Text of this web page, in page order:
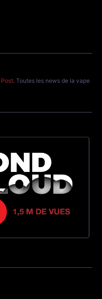
. Toutes les news de la vape